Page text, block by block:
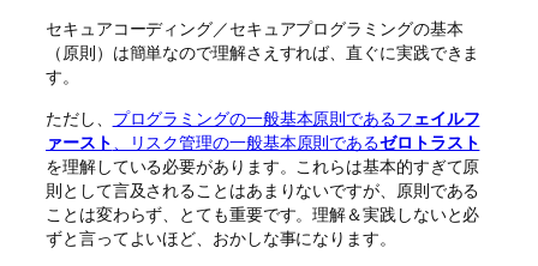
セキュアコーディング／セキュアプログラミングの基本
（原則）は簡単なので理解さえすれば、直ぐに実践できま
す。
ただし、 プログラミングの一般基本原則であるフェイルフ
ァースト 、リスク管理の一般基本原則であるゼロトラスト
を理解している必要があります。これらは基本的すぎて原
則として言及されることはあまりないですが、原則である
ことは変わらず、とても重要です。理解＆実践しないと必
ずと言ってよいほど、おかしな事になります。